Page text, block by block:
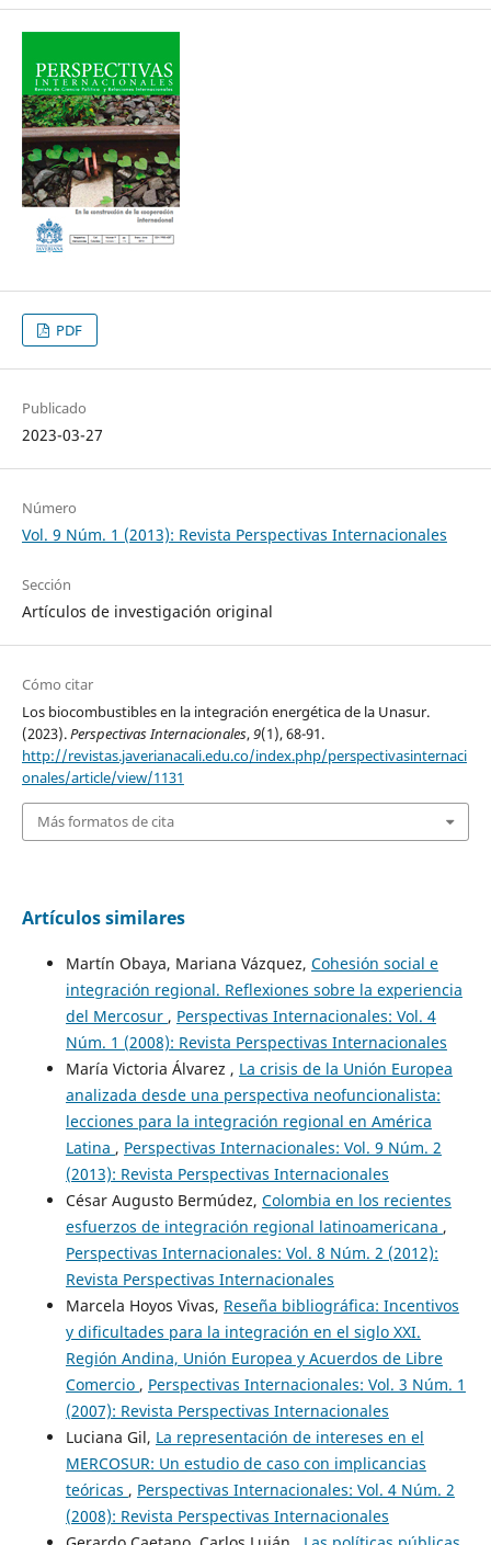
PDF
Publicado
2023-03-27
Número
Vol. 9 Núm. 1 (2013): Revista Perspectivas Internacionales
Sección
Artículos de investigación original
Cómo citar
Los biocombustibles en la integración energética de la Unasur.
(2023).Perspectivas Internacionales,9(1), 68-91.
http://revistas.javerianacali.edu.co/index.php/perspectivasinternaci
onales/article/view/1131
Más formatos de cita
Artículos similares
Martín Obaya, Mariana Vázquez, Cohesión social e
integración regional. Reflexiones sobre la experiencia
del Mercosur , Perspectivas Internacionales: Vol. 4
Núm. 1 (2008): Revista Perspectivas Internacionales
María Victoria Álvarez , La crisis de la Unión Europea
analizada desde una perspectiva neofuncionalista:
lecciones para la integración regional en América
Latina , Perspectivas Internacionales: Vol. 9 Núm. 2
(2013): Revista Perspectivas Internacionales
César Augusto Bermúdez, Colombia en los recientes
esfuerzos de integración regional latinoamericana ,
Perspectivas Internacionales: Vol. 8 Núm. 2 (2012):
Revista Perspectivas Internacionales
Marcela Hoyos Vivas, Reseña bibliográfica: Incentivos
y dificultades para la integración en el siglo XXI.
Región Andina, Unión Europea y Acuerdos de Libre
Comercio , Perspectivas Internacionales: Vol. 3 Núm. 1
(2007): Revista Perspectivas Internacionales
Luciana Gil, La representación de intereses en el
MERCOSUR: Un estudio de caso con implicancias
teóricas , Perspectivas Internacionales: Vol. 4 Núm. 2
(2008): Revista Perspectivas Internacionales